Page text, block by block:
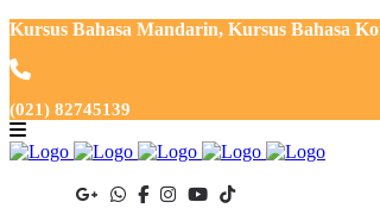
Kursus Bahasa Mandarin, Kursus Bahasa
(021) 82745139